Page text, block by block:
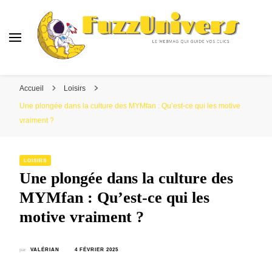
Accueil Loisirs
Une plongée dans la culture des MYMfan : Qu’est-ce qui les motive
vraiment ?
LOISIRS
Une plongée dans la culture des
MYMfan : Qu’est-ce qui les
motive vraiment ?
par VALÉRIAN 4 FÉVRIER 2025